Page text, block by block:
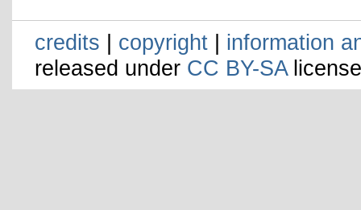
credits | copyright | information
released under CC BY-SA